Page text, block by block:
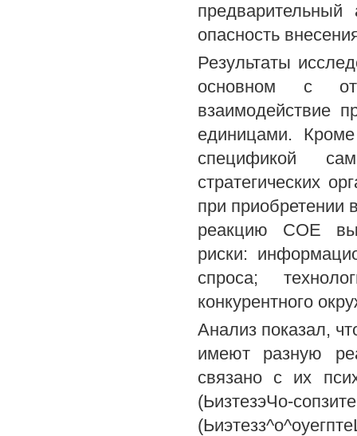
опасность
Результаты
основном с
взаимодействие
единицами.
спецификой
стратегических
при приобретении
реакцию СОЕ
риски:
спроса;
конкурентного
Анализ показал,
имеют разную
связано с их
(ЬизтезэЧо-